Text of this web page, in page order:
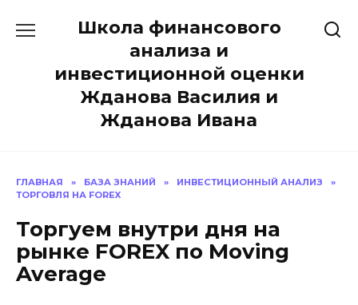
Школа финансового
анализа и
инвестиционной оценки
Жданова Василия и
Жданова Ивана
ГЛАВНАЯ » БАЗА ЗНАНИЙ » ИНВЕСТИЦИОННЫЙ АНАЛИЗ
»
ТОРГОВЛЯ НА FOREX
Торгуем внутри дня на
рынке FOREX по Moving
Average